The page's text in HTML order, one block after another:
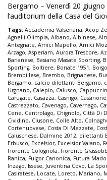
Bergamo – Venerdì 20
l’auditorium della Casa del
Tags: Accademia Valseriana, Acop
Agnelli Olimpia, Albano, Albinese,
Antegnate, Amici Mapello, Amici
Arzago, Asperiam, Aurora Trescore,
Barianese, Basiano Masate Sporting,
Sporting, Boltiere, Bonate 1951,
Brembillese, Brembo, Brignanese,
Bergamo, calcio dilettanti Bergamo,
Urgnano, Calepio, Calusco,
Carugate, Casazza, Casnigo, Cassinone,
Castrezzato, Cavenago, Cavernago,
Cene, Centrolago, Chignolo, Città Di
Cividino, Clusone, Colle Alto,
Cortenuovese, Costa Di Mezzate,
Caluschese, Dalmine 2012, dilettanti
Erbusco, Excelsior, Excelsior Vaiano,
Fiorente Colognola, Fiorente
Ranica, Fulgor Canonica, Futura
Inzago, Issese, Juventina Covo, La
Casiratese, Locate, Loreto, Mariano,